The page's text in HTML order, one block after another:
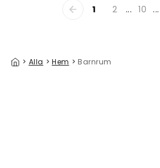
1 2 ... 10 ...
> Alla > Hem > Barnrum